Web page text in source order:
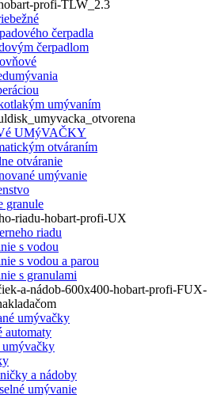
čerpadla
čerpadlom
umývaním
UMýVAČKY
otváraním
otváranie
umývanie
granule
riadu
s vodou
s vodou a parou
s granulami
umývačky
automaty
umývačky
a nádoby
umývanie